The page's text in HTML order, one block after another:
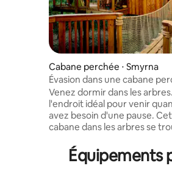
Cabane perchée ⋅ Smyrna
Évasion dans une cabane
5 acres - TreeHausATL
Venez dormir dans les
l'endroit idéal pour venir
avez besoin d'une pause.
cabane dans les arbres se
minutes de la 75/285 et à
2 miles de The Battery et
Équipements